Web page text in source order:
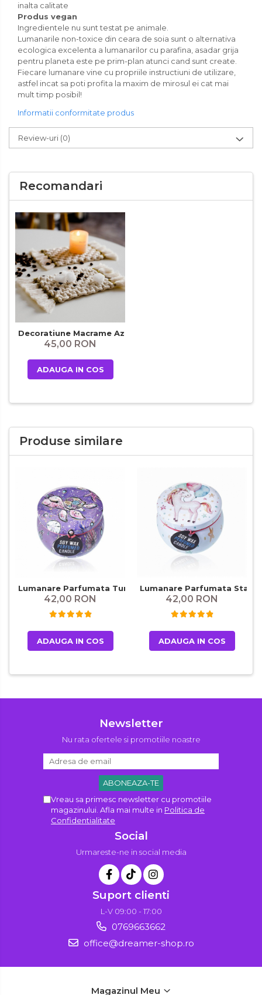
inalta calitate
Produs vegan
Ingredientele nu sunt testat pe animale.
Lumanarile non-toxice din ceara de soia sunt o alternativa
ecologica excelenta a lumanarilor cu parafina, asadar grija
pentru planeta este pe prim-plan atunci cand sunt create.
Fiecare lumanare vine cu propriile instructiuni de utilizare,
astfel incat sa poti profita la maxim de mirosul ei cat mai
mult timp posibil!
Informatii conformitate produs
Review-uri (0)
Recomandari
Decoratiune Macrame Aztec
45,00 RON
ADAUGA IN COS
Produse similare
Lumanare Parfumata Turtle Dream
42,00 RON
ADAUGA IN COS
Lumanare Parfumata Star
42,00 RON
ADAUGA IN COS
Newsletter
Nu rata ofertele si promotiile noastre
Vreau sa primesc newsletter cu promotiile
magazinului. Afla mai multe in Politica de
Confidentialitate
Social
Urmareste-ne in social media
Suport clienti
L-V 09:00 - 17:00
0769663662
office@dreamer-shop.ro
Magazinul Meu